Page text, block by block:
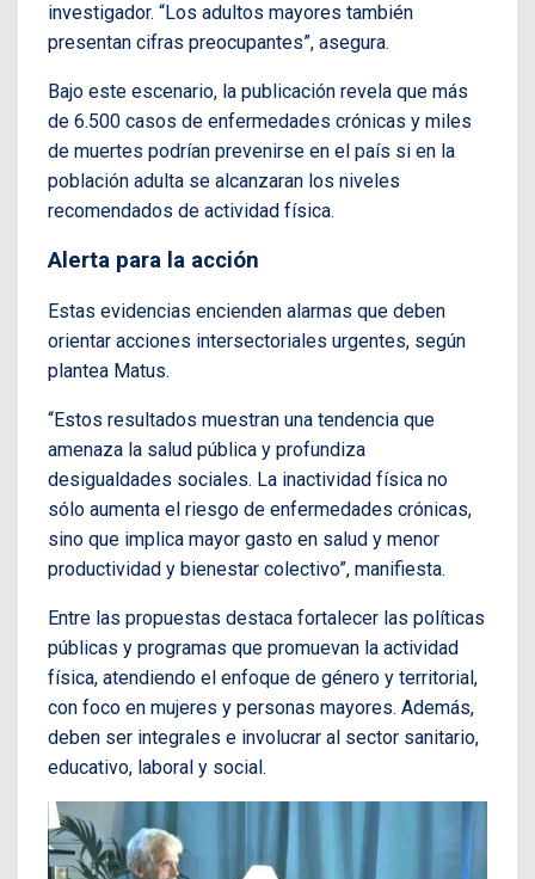
investigador. “Los adultos mayores también
presentan cifras preocupantes”, asegura.
Bajo este escenario, la publicación revela que más
de 6.500 casos de enfermedades crónicas y miles
de muertes podrían prevenirse en el país si en la
población adulta se alcanzaran los niveles
recomendados de actividad física.
Alerta para la acción
Estas evidencias encienden alarmas que deben
orientar acciones intersectoriales urgentes, según
plantea Matus.
“Estos resultados muestran una tendencia que
amenaza la salud pública y profundiza
desigualdades sociales. La inactividad física no
sólo aumenta el riesgo de enfermedades crónicas,
sino que implica mayor gasto en salud y menor
productividad y bienestar colectivo”, manifiesta.
Entre las propuestas destaca fortalecer las políticas
públicas y programas que promuevan la actividad
física, atendiendo el enfoque de género y territorial,
con foco en mujeres y personas mayores. Además,
deben ser integrales e involucrar al sector sanitario,
educativo, laboral y social.